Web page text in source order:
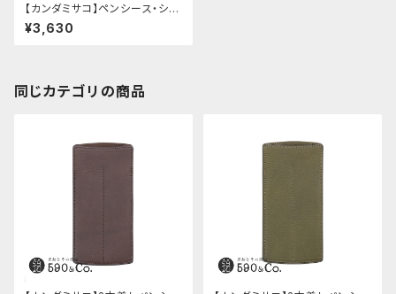
【カンダミサコ】ペンシース・シュ
ランケンカーフ (ダークブルー)
¥3,630
同じカテゴリの商品